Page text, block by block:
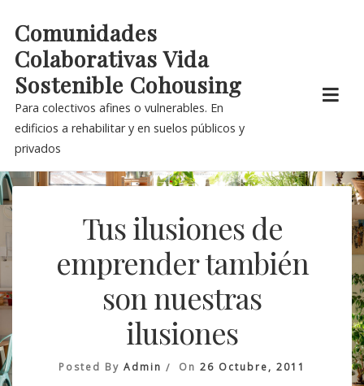
content
Comunidades
Colaborativas Vida
Sostenible Cohousing
Para colectivos afines o vulnerables. En
edificios a rehabilitar y en suelos públicos y
privados
Tus ilusiones de
emprender también
son nuestras
ilusiones
Posted By Admin On 26 Octubre, 2011